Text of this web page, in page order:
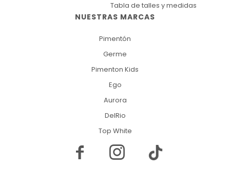
NUESTRAS MARCAS
Pimentón
Germe
Pimenton Kids
Ego
Aurora
DelRio
Top White
Tabla de talles y medidas
 